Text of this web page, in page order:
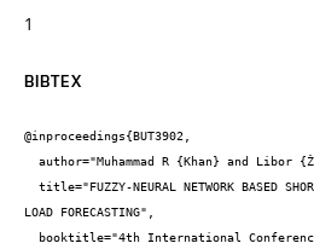
1
BIBTEX
@inproceedings{BUT3902,
LOAD FORECASTING",